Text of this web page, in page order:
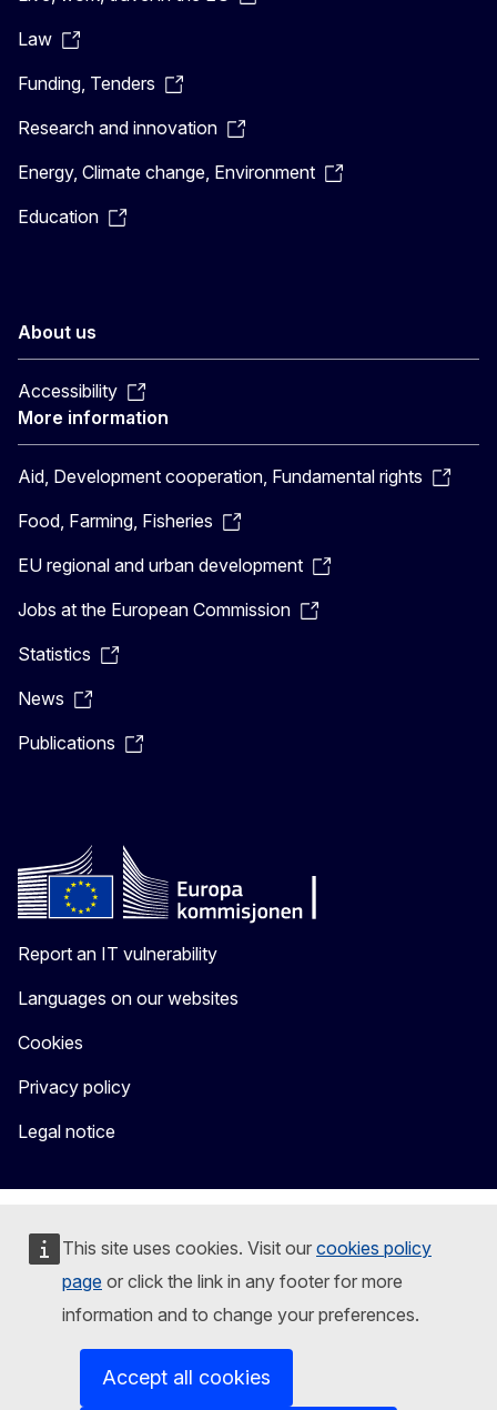
This site uses cookies. Visit our cookies policy
page or click the link in any footer for more
information and to change your preferences.
Accept all cookies
Law
Funding, Tenders
Research and innovation
Energy, Climate change, Environment
Education
About us
Accessibility
More information
Aid, Development cooperation, Fundamental rights
Food, Farming, Fisheries
EU regional and urban development
Jobs at the European Commission
Statistics
News
Publications
Report an IT vulnerability
Languages on our websites
Cookies
Privacy policy
Legal notice